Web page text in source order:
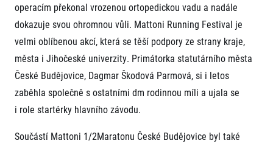
operacím překonal vrozenou ortopedickou vadu a nadále
dokazuje svou ohromnou vůli. Mattoni Running Festival je
velmi oblíbenou akcí, která se těší podpory ze strany kraje,
města i Jihočeské univerzity. Primátorka statutárního města
České Budějovice, Dagmar Škodová Parmová, si i letos
zaběhla společně s ostatními dm rodinnou míli a ujala se
i role startérky hlavního závodu.
Součástí Mattoni 1/2Maratonu České Budějovice byl také